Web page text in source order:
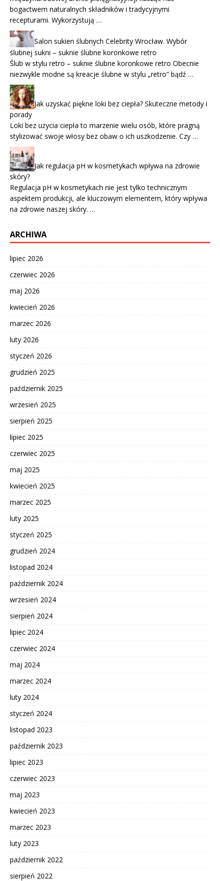
bogactwem naturalnych składników i tradycyjnymi
recepturami. Wykorzystują …
Salon sukien ślubnych Celebrity Wrocław. Wybór
ślubnej sukni – suknie ślubne koronkowe retro
Ślub w stylu retro – suknie ślubne koronkowe retro Obecnie
niezwykle modne są kreacje ślubne w stylu „retro” bądź …
Jak uzyskać piękne loki bez ciepła? Skuteczne metody i
porady
Loki bez użycia ciepła to marzenie wielu osób, które pragną
stylizować swoje włosy bez obaw o ich uszkodzenie. Czy …
Jak regulacja pH w kosmetykach wpływa na zdrowie
skóry?
Regulacja pH w kosmetykach nie jest tylko technicznym
aspektem produkcji, ale kluczowym elementem, który wpływa
na zdrowie naszej skóry. …
ARCHIWA
lipiec 2026
czerwiec 2026
maj 2026
kwiecień 2026
marzec 2026
luty 2026
styczeń 2026
grudzień 2025
październik 2025
wrzesień 2025
sierpień 2025
lipiec 2025
czerwiec 2025
maj 2025
kwiecień 2025
marzec 2025
luty 2025
styczeń 2025
grudzień 2024
listopad 2024
październik 2024
wrzesień 2024
sierpień 2024
lipiec 2024
czerwiec 2024
maj 2024
marzec 2024
luty 2024
styczeń 2024
listopad 2023
październik 2023
lipiec 2023
czerwiec 2023
maj 2023
kwiecień 2023
marzec 2023
luty 2023
październik 2022
sierpień 2022